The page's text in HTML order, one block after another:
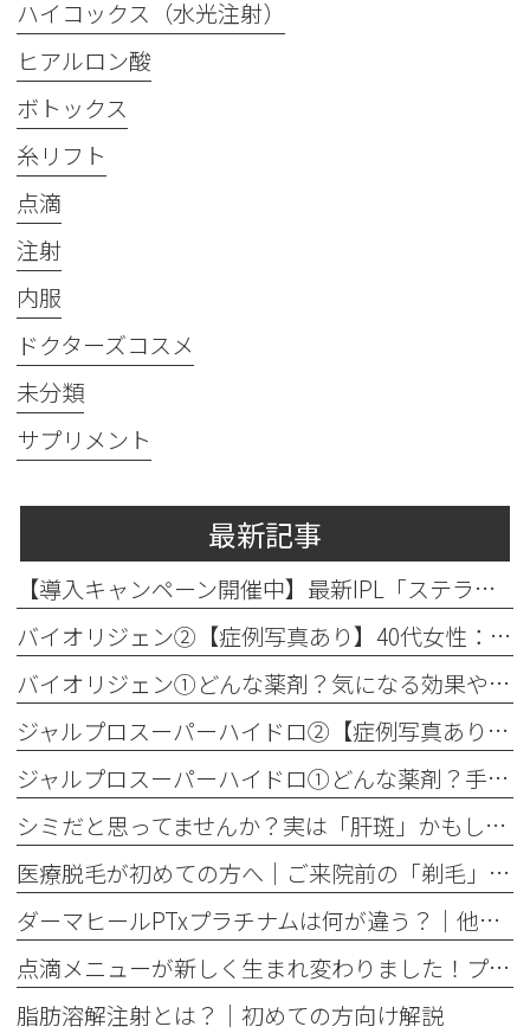
ハイコックス（水光注射）
ヒアルロン酸
ボトックス
糸リフト
点滴
注射
内服
ドクターズコスメ
未分類
サプリメント
最新記事
【導入キャンペーン開催中】最新IPL「ステラM22」で透明感のある素肌へ
バイオリジェン②【症例写真あり】40代女性：目元の小じわ改善
バイオリジェン①どんな薬剤？気になる効果やダウンタイムについて解説
ジャルプロスーパーハイドロ②【症例写真あり】50代女性：ほうれい線・口横たるみ改善【手打ち注射】
ジャルプロスーパーハイドロ①どんな薬剤？手打ちとハイコックスの違いも解説
シミだと思ってませんか？実は「肝斑」かもしれません
医療脱毛が初めての方へ│ご来院前の「剃毛」がとても大切な理由
ダーマヒールPTxプラチナムは何が違う？│他の肌育製剤との違いを解説
点滴メニューが新しく生まれ変わりました！プレミアム美容点滴・プレミアム疲労回復点滴がスタート
脂肪溶解注射とは？｜初めての方向け解説